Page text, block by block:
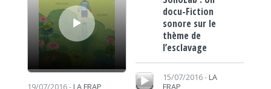
19/07/2016 - LA FRAP
docu-Fiction
sonore sur le
thème de
l’esclavage
Lecteur audio
15/07/2016 - LA
FRAP